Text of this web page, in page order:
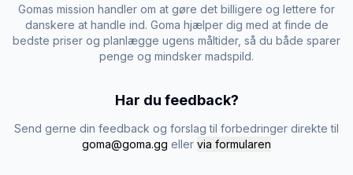
Gomas mission handler om at gøre det billigere og lettere for
danskere at handle ind. Goma hjælper dig med at finde de
bedste priser og planlægge ugens måltider, så du både sparer
penge og mindsker madspild.
Har du feedback?
Send gerne din feedback og forslag til forbedringer direkte til
goma@goma.gg eller via formularen